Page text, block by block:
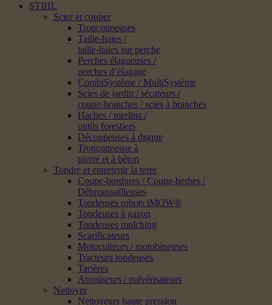
STIHL
Scier et couper
Tronçonneuses
Taille-haies /
taille-haies sur perche
Perches élagueuses /
perches d’élagage
CombiSystème / MultiSystème
Scies de jardin / sécateurs /
coupe-branches / scies à branches
Haches / merlins /
outils forestiers
Découpeuses à disque
Tronçonneuse à
pierre et à béton
Tondre et entretenir la terre
Coupe-bordures / Coupe-herbes /
Débroussailleuses
Tondeuses robots iMOW®
Tondeuses à gazon
Tondeuses mulching
Scarificateurs
Motoculteurs / motobineuses
Tracteurs tondeuses
Tarières
Atomiseurs / pulvérisateurs
Nettoyer
Nettoyeurs haute pression